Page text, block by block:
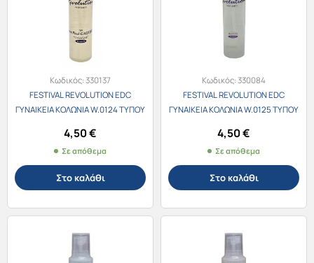
Κωδικός:330137
FESTIVAL REVOLUTION EDC
ΓΥΝΑΙΚΕΙΑ ΚΟΛΩΝΙΑ W.0124 ΤΥΠΟΥ
4,50€
Σε απόθεμα
Στο καλάθι
Κωδικός:330084
FESTIVAL REVOLUTION EDC
ΓΥΝΑΙΚΕΙΑ ΚΟΛΩΝΙΑ W.0125 ΤΥΠΟΥ
4,50€
Σε απόθεμα
Στο καλάθι